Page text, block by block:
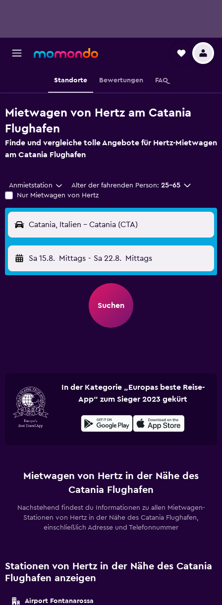
Standorte Bewertungen FAQ
Mietwagen von Hertz am Catania
Flughafen
Finde und vergleiche tolle Angebote für Hertz-Mietwagen
am Catania Flughafen
Anmietstation Alter der fahrenden Person: 25-65
Nur Mietwagen von Hertz
Catania, Italien - Catania (CTA)
Sa 15.8. Mittags - Sa 22.8. Mittags
Suchen
In der Kategorie „Europas beste Reise-
App“ zum Sieger 2023 gekürt
Mietwagen von Hertz in der Nähe des
Catania Flughafen
Nachstehend findest du Informationen zu allen Mietwagen-
Stationen von Hertz in der Nähe des Catania Flughafen,
einschließlich Adresse und Telefonnummer
Stationen von Hertz in der Nähe des Catania
Flughafen anzeigen
Airport Fontanarossa